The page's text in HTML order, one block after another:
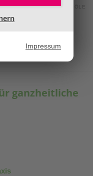
Impressum
- ÄTHERISCHE ÖLE
Profiset
ganzheitliche